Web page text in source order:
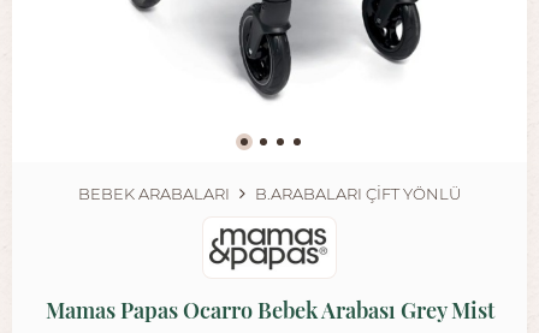
BEBEK ARABALARI B.ARABALARI ÇIFT YÖNLÜ
Mamas Papas Ocarro Bebek Arabası Grey Mist